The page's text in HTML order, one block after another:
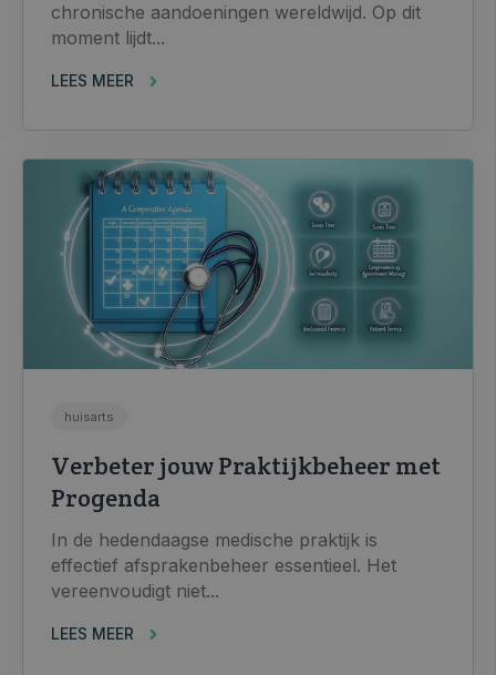
chronische aandoeningen wereldwijd. Op dit
moment lijdt...
LEES MEER
huisarts
Verbeter jouw Praktijkbeheer met
Progenda
In de hedendaagse medische praktijk is
effectief afsprakenbeheer essentieel. Het
vereenvoudigt niet...
LEES MEER